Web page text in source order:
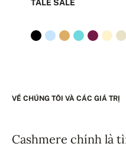
TALE SALE
VỀ CHÚNG TÔI VÀ CÁC GIÁ TRỊ
Cashmere chính là